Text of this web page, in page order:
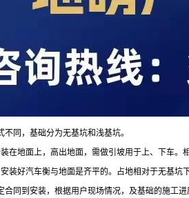
同，基础分为无基坑和浅基坑。
在地面上，高出地面，需做引坡用于上、下车
装好汽车衡与地面是齐平的。占地相对于无基坑
合同到安装，根据用户现场情况，及基础的施工